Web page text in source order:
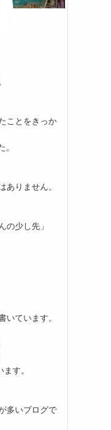
ことをきっか
。
ありません。
の少し先」
いています。
す。
多いブログで